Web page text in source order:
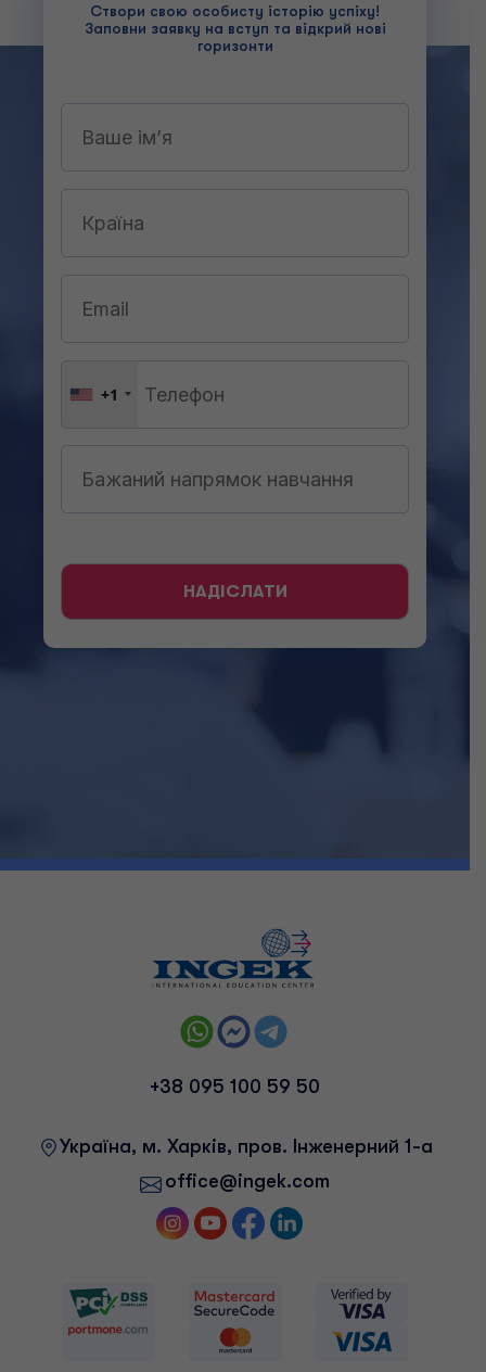
Створи свою особисту історію успіху!
Заповни заявку на вступ та відкрий нові
горизонти
+1
+38 095 100 59 50
Українa, м. Харків, пров. Інженерний 1-а
office@ingek.com